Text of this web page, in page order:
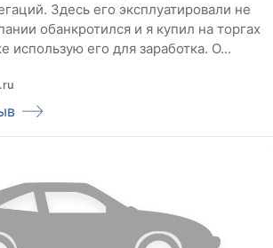
Здесь его эксплуатировали не
обанкротился и я купил на торгах
использую его для заработка. О...